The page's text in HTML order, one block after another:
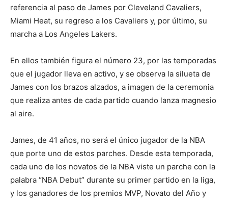
referencia al paso de James por Cleveland Cavaliers,
Miami Heat, su regreso a los Cavaliers y, por último, su
marcha a Los Angeles Lakers.
En ellos también figura el número 23, por las temporadas
que el jugador lleva en activo, y se observa la silueta de
James con los brazos alzados, a imagen de la ceremonia
que realiza antes de cada partido cuando lanza magnesio
al aire.
James, de 41 años, no será el único jugador de la NBA
que porte uno de estos parches. Desde esta temporada,
cada uno de los novatos de la NBA viste un parche con la
palabra “NBA Debut” durante su primer partido en la liga,
y los ganadores de los premios MVP, Novato del Año y